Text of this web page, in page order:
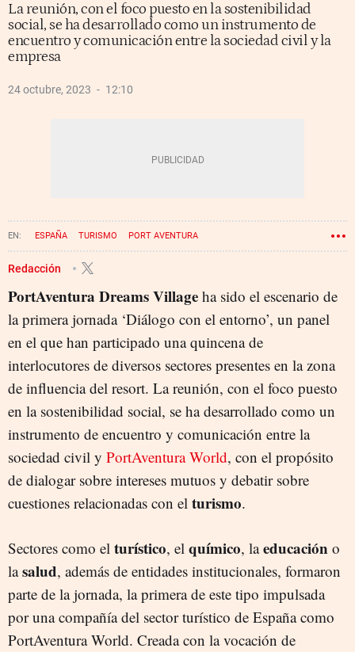
La reunión, con el foco puesto en la sostenibilidad
social, se ha desarrollado como un instrumento de
encuentro y comunicación entre la sociedad civil y la
empresa
24 octubre, 2023 12:10
ESPAÑA TURISMO PORT AVENTURA
Redacción
PortAventura DreamsVillage ha sido el escenario de
la primera jornada ‘Diálogo con el entorno’, un panel
en el que han participado una quincena de
interlocutores de diversos sectores presentes en la zona
de influencia del resort. La reunión, con el foco puesto
en la sostenibilidad social, se ha desarrollado como un
instrumento de encuentro y comunicación entre la
sociedad civil y PortAventura World, con el propósito
de dialogar sobre intereses mutuos y debatir sobre
cuestiones relacionadas con el turismo.
Sectores como el turístico, el químico, laeducación o
lasalud, además de entidades institucionales, formaron
parte de la jornada, la primera de este tipo impulsada
por una compañía del sector turístico de España como
PortAventura World. Creada con la vocación de